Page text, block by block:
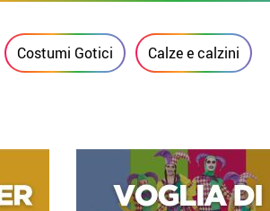
Costumi Gotici Calze e calzini